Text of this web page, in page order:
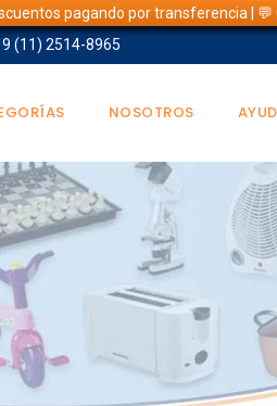
pagando por transferencia |
9 (11) 2514-8965
NOSOTROS